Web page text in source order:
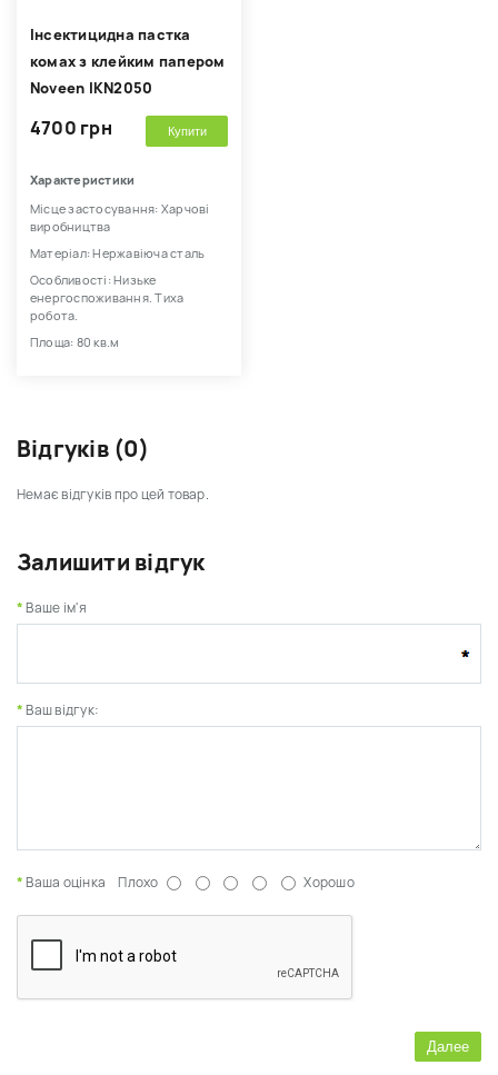
Інсектицидна пастка
комах з клейким папером
Noveen IKN2050
4700 грн Купити
Характеристики
Місце застосування: Харчові
виробництва
Матеріал: Нержавіюча сталь
Особливості: Низьке
енергоспоживання. Тиха
робота.
Площа: 80 кв.м
Відгуків (0)
Немає відгуків про цей товар.
Залишити відгук
Ваше ім'я
Ваш відгук:
Ваша оцінка Плохо Хорошо
Далее